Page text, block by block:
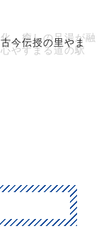
今伝授の里やま
、癒しの足湯が融
やすまる道の駅